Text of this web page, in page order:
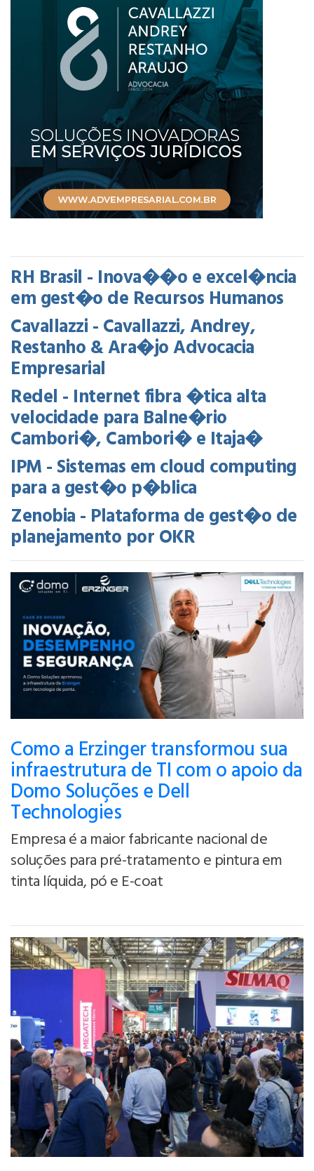
RH Brasil - Inova��o e excel�ncia
em gest�o de Recursos Humanos
Cavallazzi - Cavallazzi, Andrey,
Restanho & Ara�jo Advocacia
Empresarial
Redel - Internet fibra �tica alta
velocidade para Balne�rio
Cambori�, Cambori� e Itaja�
IPM - Sistemas em cloud computing
para a gest�o p�blica
Zenobia - Plataforma de gest�o de
planejamento por OKR
Como a Erzinger transformou sua
infraestrutura de TI com o apoio da
Domo Soluções e Dell
Technologies
Empresa é a maior fabricante nacional de
soluções para pré-tratamento e pintura em
tinta líquida, pó e E-coat